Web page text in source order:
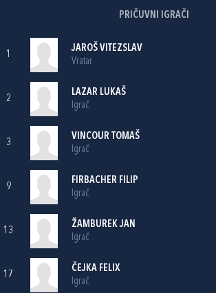
PRIČUVNI IGRAČI
1
JAROŠ VITEZSLAV
Vratar
2
LAZAR LUKAŠ
Igrač
3
VINCOUR TOMAŠ
Igrač
9
FIRBACHER FILIP
Igrač
13
ŽAMBUREK JAN
Igrač
17
ČEJKA FELIX
Igrač